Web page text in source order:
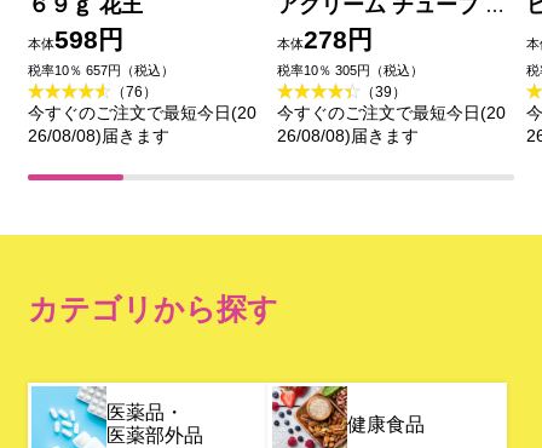
本体598円
税率10％ 657円（税込）
（76）
今すぐのご注文で最短今日(20
26/08/08)届きます
０ｇ 花王
本体278円
税率10％ 305円（税込）
（39）
今すぐのご注文で最短今日(20
26/08/08)届きます
本
税
カテゴリから探す
医薬品・
医薬部外品
健康食品